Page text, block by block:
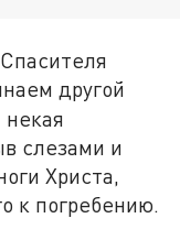
другой
некая
слезами и
Христа,
к погребению.